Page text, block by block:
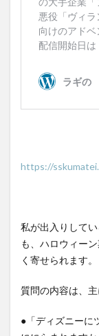
https://
私が出入りして
も、ハロウィー
く寄せられます。
質問の内容は、主
●「ディズニーに